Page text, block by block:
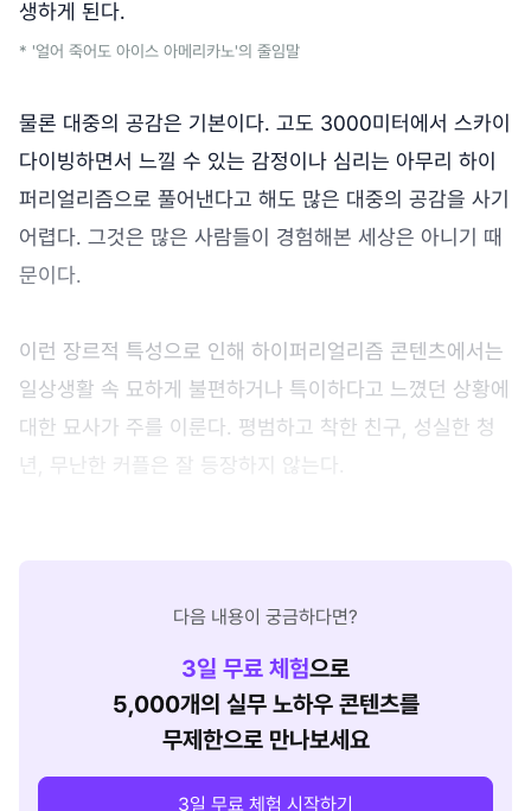
생하게 된다.
* '얼어 죽어도 아이스 아메리카노'의 줄임말
물론 대중의 공감은 기본이다. 고도 3000미터에서 스카이
다이빙하면서 느낄 수 있는 감정이나 심리는 아무리 하이
퍼리얼리즘으로 풀어낸다고 해도 많은 대중의 공감을 사기
어렵다. 그것은 많은 사람들이 경험해본 세상은 아니기 때
문이다.
이런 장르적 특성으로 인해 하이퍼리얼리즘 콘텐츠에서는
일상생활 속 묘하게 불편하거나 특이하다고 느꼈던 상황에
대한 묘사가 주를 이룬다. 평범하고 착한 친구, 성실한 청
년, 무난한 커플은 잘 등장하지 않는다.
다음 내용이 궁금하다면?
3일 무료 체험으로
5,000개의 실무 노하우 콘텐츠를
무제한으로 만나보세요
3일 무료 체험 시작하기